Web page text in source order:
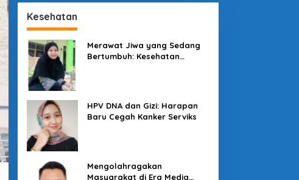
Kesehatan
Merawat Jiwa yang Sedang
Bertumbuh: Kesehatan
HPV DNA dan Gizi: Harapan
Baru Cegah Kanker Serviks
Mengolahragakan
Masyarakat di Era Media